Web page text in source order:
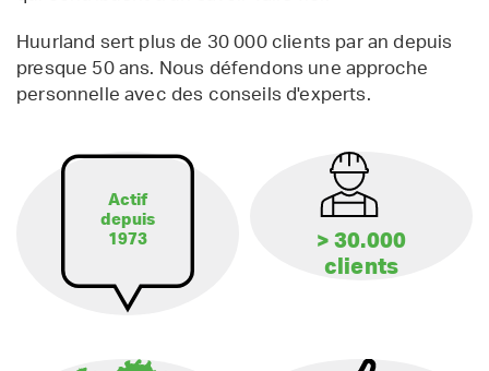
Huurland sert plus de 30 000 clients par an depuis
presque 50 ans. Nous défendons une approche
personnelle avec des conseils d'experts.
Actif
depuis
1973
> 30.000
clients